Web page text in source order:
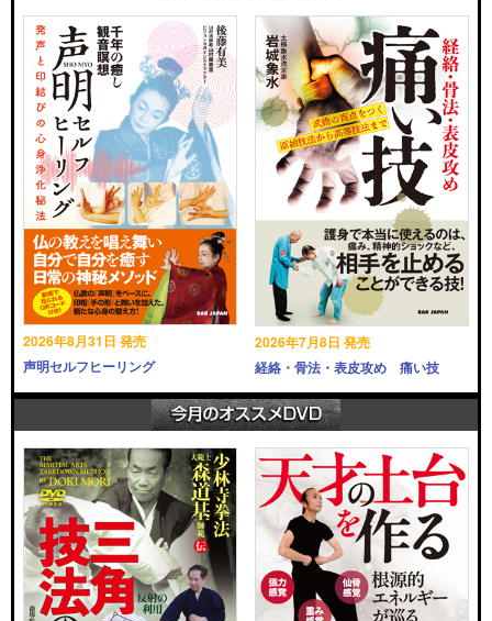
2026年8月31日 発売
声明セルフヒーリング
2026年7月8日 発売
経絡・骨法・表皮攻め 痛い技